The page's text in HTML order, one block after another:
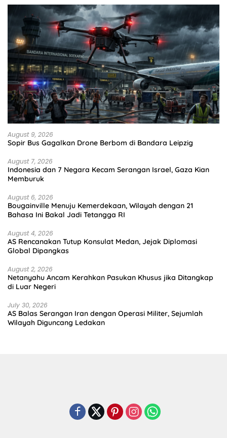
August 9, 2026
Sopir Bus Gagalkan Drone Berbom di Bandara Leipzig
August 7, 2026
Indonesia dan 7 Negara Kecam Serangan Israel, Gaza Kian
Memburuk
August 6, 2026
Bougainville Menuju Kemerdekaan, Wilayah dengan 21
Bahasa Ini Bakal Jadi Tetangga RI
August 4, 2026
AS Rencanakan Tutup Konsulat Medan, Jejak Diplomasi
Global Dipangkas
August 2, 2026
Netanyahu Ancam Kerahkan Pasukan Khusus jika Ditangkap
di Luar Negeri
July 30, 2026
AS Balas Serangan Iran dengan Operasi Militer, Sejumlah
Wilayah Diguncang Ledakan